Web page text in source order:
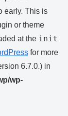
early. This is
or theme
at the init
for more
6.7.0.) in
wp-